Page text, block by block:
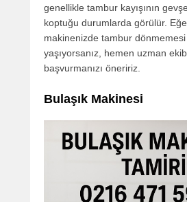
genellikle tambur kayışının
koptuğu durumlarda görülür.
makinenizde tambur
yaşıyorsanız, hemen uzman
başvurmanızı öneririz.
Bulaşık Makinesi